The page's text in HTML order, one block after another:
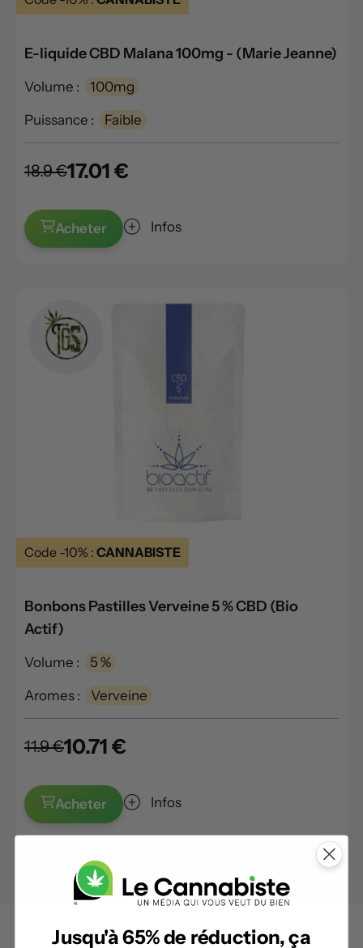
E-liquide CBD Malana 100mg - (Marie Jeanne)
Volume : 100mg
Puissance : Faible
18.9 €17.01 €
Acheter Infos
Code -10% : CANNABISTE
Bonbons Pastilles Verveine 5 % CBD (Bio
Actif)
Volume : 5 %
Aromes : Verveine
11.9 €10.71 €
Acheter Infos
Jusqu'à 65% de réduction, ça